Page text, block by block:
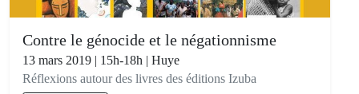
Contre le génocide et le négationnisme
13 mars 2019 | 15h-18h | Huye
Réflexions autour des livres des éditions Izuba